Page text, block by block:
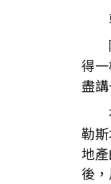
得
盡
勒
地
後